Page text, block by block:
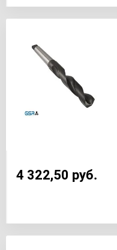
4 322,50 руб.